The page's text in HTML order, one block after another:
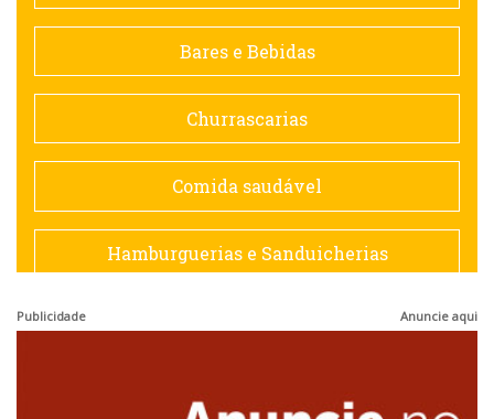
Contemporânea
Doceria
Espanhola
Francesa
Bares e Bebidas
Churrascarias
Comida saudável
Hamburguerias e Sanduicherias
Publicidade Anuncie aqui